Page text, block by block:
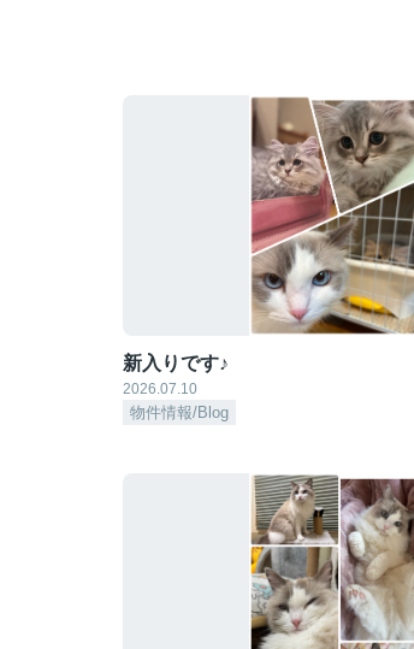
新入りです♪
2026.07.10
物件情報/Blog